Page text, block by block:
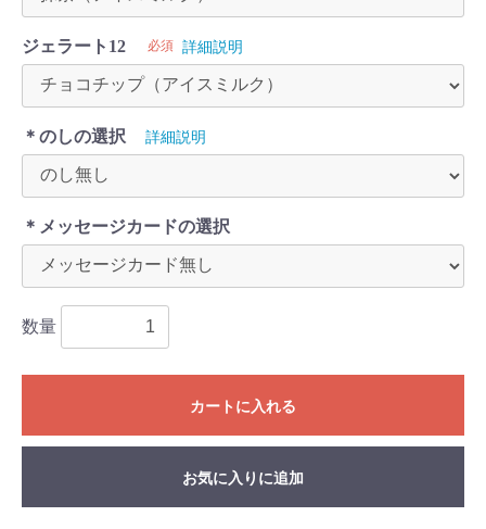
ジェラート12 必須 詳細説明
＊のしの選択 詳細説明
＊メッセージカードの選択
数量
カートに入れる
お気に入りに追加